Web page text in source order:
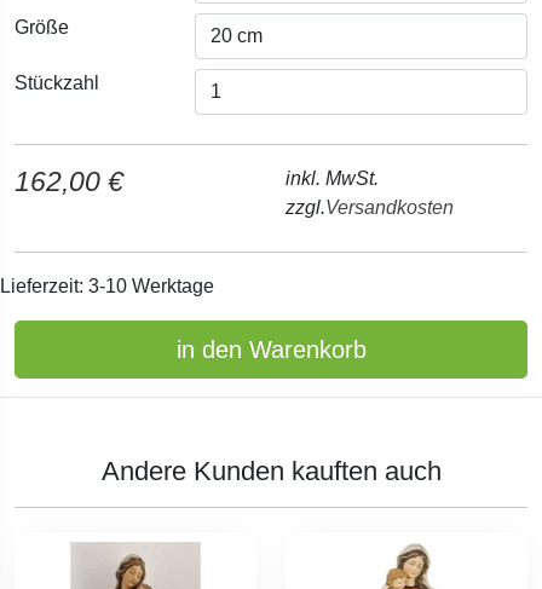
Größe
Stückzahl
162,00 €
inkl. MwSt.
zzgl.Versandkosten
Lieferzeit: 3-10 Werktage
in den Warenkorb
Andere Kunden kauften auch